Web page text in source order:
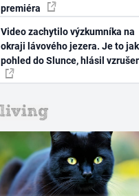
premiéra
Video zachytilo výzkumníka na
okraji lávového jezera. Je to
pohled do Slunce, hlásil